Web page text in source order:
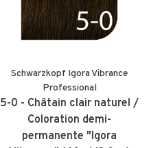
Schwarzkopf Igora Vibrance
Professional
5-0 - Châtain clair naturel /
Coloration demi-
permanente "Igora